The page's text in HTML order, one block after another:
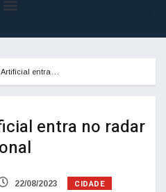
entra…
entra no radar
22/08/2023 CIDADE